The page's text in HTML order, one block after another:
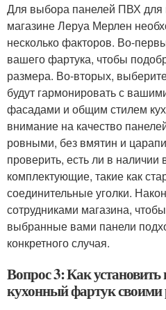
Для выбора панелей ПВХ для
магазине Леруа Мерлен
несколько факторов. Во-
вашего фартука, чтобы
размера. Во-вторых,
будут гармонировать с
фасадами и общим стилем
внимание на качество
ровными, без вмятин и
проверить, есть ли в
комплектующие, такие как
соединительные уголки.
сотрудниками магазина,
выбранные вами панели
конкретного случая.
Вопрос 3: Как
кухонный фартук